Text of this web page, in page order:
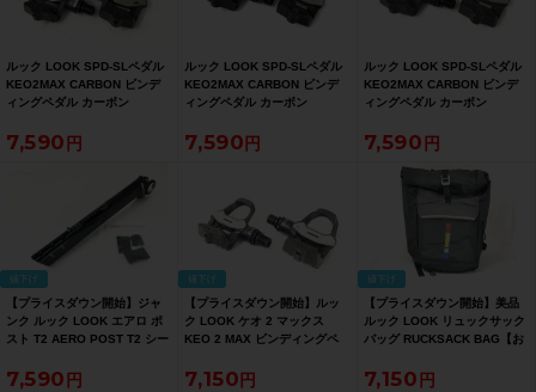
ルック LOOK SPD-SLペダル
KEO2MAX CARBON ビンデ
ィングペダル カーボン
7,590
ルック LOOK SPD-SLペダル
KEO2MAX CARBON ビンデ
ィングペダル カーボン
7,590
ルック LOOK SPD-SLペダル
KEO2MAX CARBON ビンデ
ィングペダル カーボン
7,590
値下げ
【プライスダウン開始】ジャ
ンク ルック LOOK エアロ ポ
スト T2 AERO POST T2 シー
SALE】
7,590
値下げ
【プライスダウン開始】ルッ
ク LOOK ケオ 2 マックス
KEO 2 MAX ビンディングペ
7,150
値下げ
【プライスダウン開始】美品
ルック LOOK リュックサック
バッグ RUCKSACK BAG【お
7,150